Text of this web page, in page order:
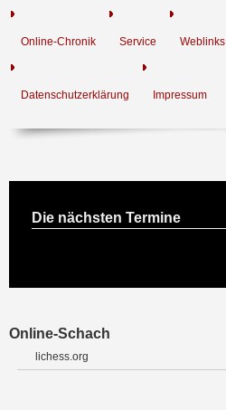
Online-Chronik Service Weblinks
Datenschutzerklärung Impressum
Die nächsten Termine
Online-Schach
lichess.org